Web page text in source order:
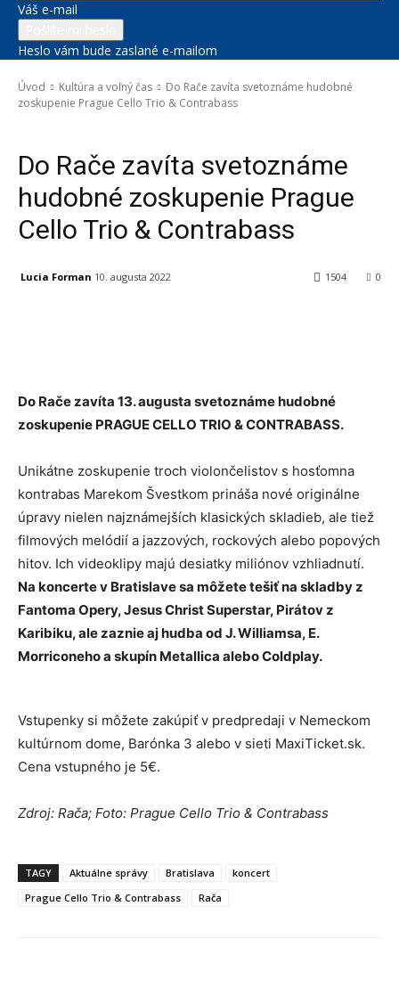
Váš e-mail
Heslo vám bude zaslané e-mailom
Úvod Kultúra a voľný čas
Do Rače zavíta svetoznáme hudobné
zoskupenie Prague Cello Trio & Contrabass
Do Rače zavíta svetoznáme
hudobné zoskupenie Prague
Cello Trio & Contrabass
Lucia Forman 10. augusta 2022 0
1504
Do Rače zavíta 13. augusta svetoznáme hudobné
zoskupenie PRAGUE CELLO TRIO & CONTRABASS.
Unikátne zoskupenie troch violončelistov s hosťomna
kontrabas Marekom Švestkom prináša nové originálne
úpravy nielen najznámejších klasických skladieb, ale tiež
filmových melódií a jazzových, rockových alebo popových
hitov. Ich videoklipy majú desiatky miliónov vzhliadnutí.
Na koncerte v Bratislave sa môžete tešiť na skladby z
Fantoma Opery, Jesus Christ Superstar, Pirátov z
Karibiku, ale zaznie aj hudba od J. Williamsa, E.
Morriconeho a skupín Metallica alebo Coldplay.
Vstupenky si môžete zakúpiť v predpredaji v Nemeckom
kultúrnom dome, Barónka 3 alebo v sieti MaxiTicket.sk.
Cena vstupného je 5€.
Zdroj: Rača; Foto: Prague Cello Trio & Contrabass
TAGY Aktuálne správy Bratislava
koncert
Prague Cello Trio & Contrabass
Rača